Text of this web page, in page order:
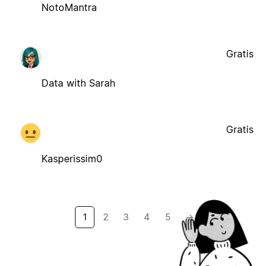
NotoMantra
Data with Sarah
Gratis
Kasperissim0
Gratis
1 2 3 4 5 →